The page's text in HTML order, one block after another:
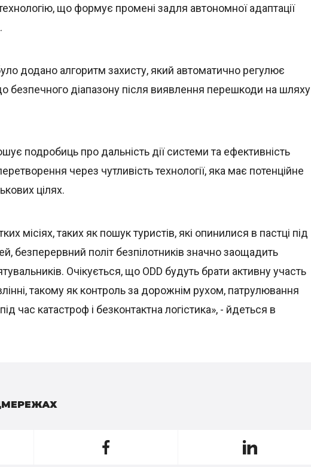
що формує промені задля автономної адаптації
додано алгоритм захисту, який автоматично регулює
безпечного діапазону після виявлення перешкоди на шляху
подробиць про дальність дії системи та ефективність
через чутливість технології, яка має потенційне
цілях.
місіях, таких як пошук туристів, які опинилися в пастці під
безперервний політ безпілотників значно заощадить
Очікується, що ODD будуть брати активну участь
такому як контроль за дорожнім рухом, патрулювання
час катастроф і безконтактна логістика», - йдеться в